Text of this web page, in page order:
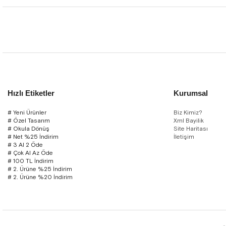
Hızlı Etiketler
# Yeni Ürünler
# Özel Tasarım
# Okula Dönüş
# Net %25 İndirim
# 3 Al 2 Öde
# Çok Al Az Öde
# 100 TL İndirim
# 2. Ürüne %25 İndirim
# 2. Ürüne %20 İndirim
Kurumsal
Biz Kimiz?
Xml Bayilik
Site Haritası
İletişim